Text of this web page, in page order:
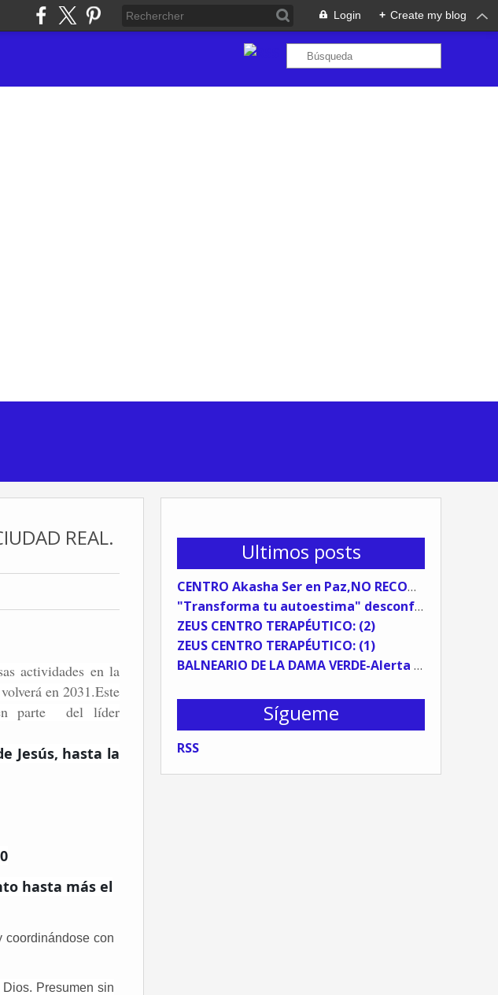
Login + Create my blog
Ultimos posts
CENTRO Akasha Ser en Paz,NO RECOMENDABLE
"Transforma tu autoestima" desconfía del coaching sistémico.
ZEUS CENTRO TERAPÉUTICO: (2)
ZEUS CENTRO TERAPÉUTICO: (1)
BALNEARIO DE LA DAMA VERDE-Alerta Preventiva (TESTIMONIO)
Sígueme
RSS
REAL.
actividades en la
en 2031.Este
parte del líder
Jesús, hasta la
hasta más el
coordinándose con
Presumen sin